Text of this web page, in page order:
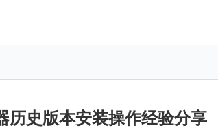
历史版本安装操作经验分享